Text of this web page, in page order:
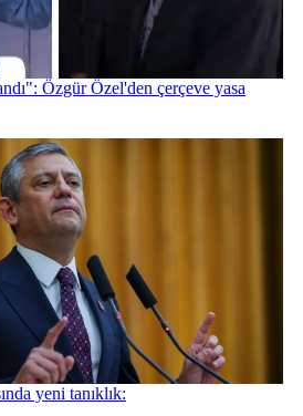
Özgür Özel'den çerçeve yasa
yeni tanıklık: